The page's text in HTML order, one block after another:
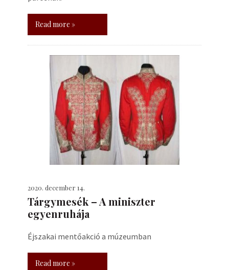
Read more »
2020. december 14.
Tárgymesék – A miniszter
egyenruhája
Éjszakai mentőakció a múzeumban
Read more »